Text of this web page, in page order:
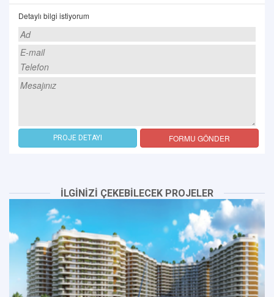
Detaylı bilgi istiyorum
PROJE DETAYI FORMU GÖNDER
İLGİNİZİ ÇEKEBİLECEK PROJELER